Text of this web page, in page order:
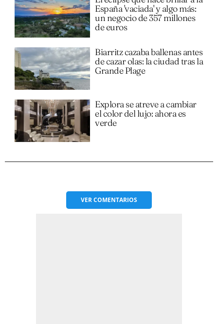
España 'vaciada' y algo más:
un negocio de 357 millones
de euros
Biarritz cazaba ballenas antes
de cazar olas: la ciudad tras la
Grande Plage
Explora se atreve a cambiar
el color del lujo: ahora es
verde
VERCOMENTARIOS